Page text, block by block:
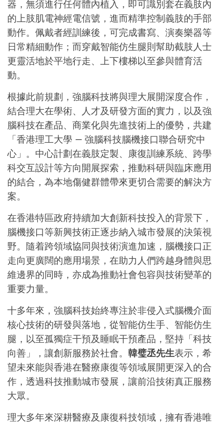
器，無須進行任何體內植入，即可識別套在義肢內
的上肢肌電神經電信號，進而精準控制義肢的手部
動作。佩戴者經訓練後，可完成書寫、演奏樂器等
日常精細動作；而穿戴智能仿生腿則幫助截肢人士
更靈活地於平地行走、上下樓梯以至參與體育活
動。
根據此前規劃，強腦科技將與理大展開深度合作，
結合理大在學術、人才及研發方面的實力，以及強
腦科技在產品、商業化與先進技術上的優勢，共建
「香港理工大學 — 強腦科技腦機接口聯合研究中
心」。中心計劃在義肢定製、康復訓練系統、跨學
科交互設計等方向開展探索，推動科研與臨床應用
的結合，為本地傷健群體帶來更切合需要的解決方
案。
在香港特區政府持續加大創新科技投入的背景下，
腦機接口等新興技術正逐步納入城市發展的決策視
野。隨着跨領域協同與技術演進加速，腦機接口正
走向更廣闊的應用場景，在助力人們跨越身體與思
維邊界的同時，亦成為推動社會包容與技術變革的
重要力量。
十多年來，強腦科技始終專注於非侵入式腦機介面
核心技術的研發與落地，從智能仿生手、智能仿生
腿，以至孤獨症干預及睡眠干預產品，堅持「科技
向善」，讓創新服務於社會。 韓璧丞先生表示，希
望未來能與香港在醫療康復等領域展開更深入的合
作，透過科技推動城市發展，讓前沿技術真正服務
大眾。
理大多年來深耕醫療及康復科技領域，擁有香港唯